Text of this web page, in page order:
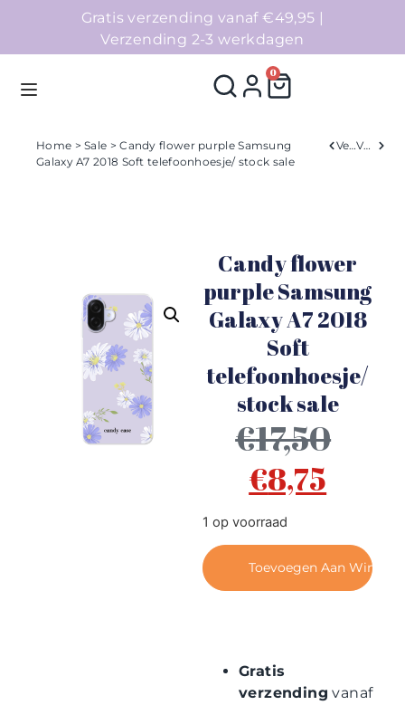
Gratis verzending vanaf €49,95 |
Verzending 2-3 werkdagen
0
Collecties
Home >Sale > Candy flower purple Samsung
Galaxy A7 2018 Soft telefoonhoesje/ stock sale
Verleden Volgend
Candy flower
purple Samsung
Galaxy A7 2018
Soft
telefoonhoesje/
stock sale
€17,50
€8,75
1 op voorraad
Toevoegen Aan
Gratis
verzending vanaf